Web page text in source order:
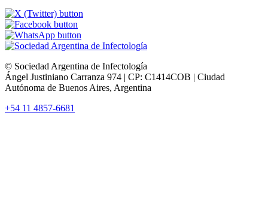
© Sociedad Argentina de Infectología
Ángel Justiniano Carranza 974 | CP: C1414COB | Ciudad
Autónoma de Buenos Aires, Argentina
+54 11 4857-6681